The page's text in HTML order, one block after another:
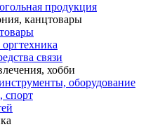
продукция
канцтовары
связи
хобби
оборудование
спорт